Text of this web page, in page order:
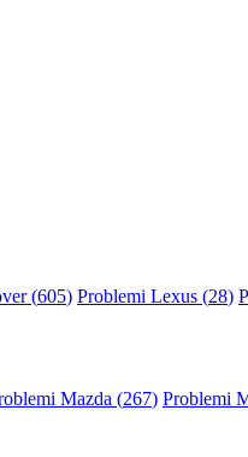
(605) Problemi Lexus (28)
Mazda (267) Problemi